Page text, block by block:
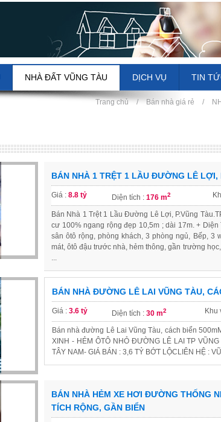
NHÀ ĐẤT VŨNG TÀU DỊCH VỤ TIN
Trang chủ / Bán nhà giá rẻ /
BÁN NHÀ 1 TRỆT 1 LẦU ĐƯỜNG LÊ LỢI,
Giá : 8.8 tỷ Diện tích : 176 m2
Bán Nhà 1 Trệt 1 Lầu Đường Lê Lợi, P.Vũng
cư 100% ngang rộng đẹp 10,5m ; dài 17m. +
sân ôtô rộng, phòng khách, 3 phòng ngủ, Bếp, 3
mát, ôtô đậu trước nhà, hẻm thông, gần trường
...
BÁN NHÀ ĐƯỜNG LÊ LAI VŨNG TÀU,
Giá : 3.6 tỷ Diện tích : 30 m2 Khu
Bán nhà đường Lê Lai Vũng Tàu, cách biển
XINH - HẺM ÔTÔ NHỎ ĐƯỜNG LÊ LAI TP
TÂY NAM- GIÁ BÁN : 3,6 TỶ BỚT LỘCLIÊN HỆ :
BÁN NHÀ HẺM XE HƠI ĐƯỜNG THỐNG
TÍCH RỘNG, GẦN BIỂN